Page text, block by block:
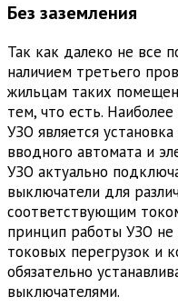
Без заземления
Так как далеко не все
наличием третьего
жильцам таких
тем, что есть.
УЗО является
вводного автомата и
УЗО актуально
выключатели для
соответствующим
принцип работы УЗО
токовых перегрузок и
обязательно
выключателями.